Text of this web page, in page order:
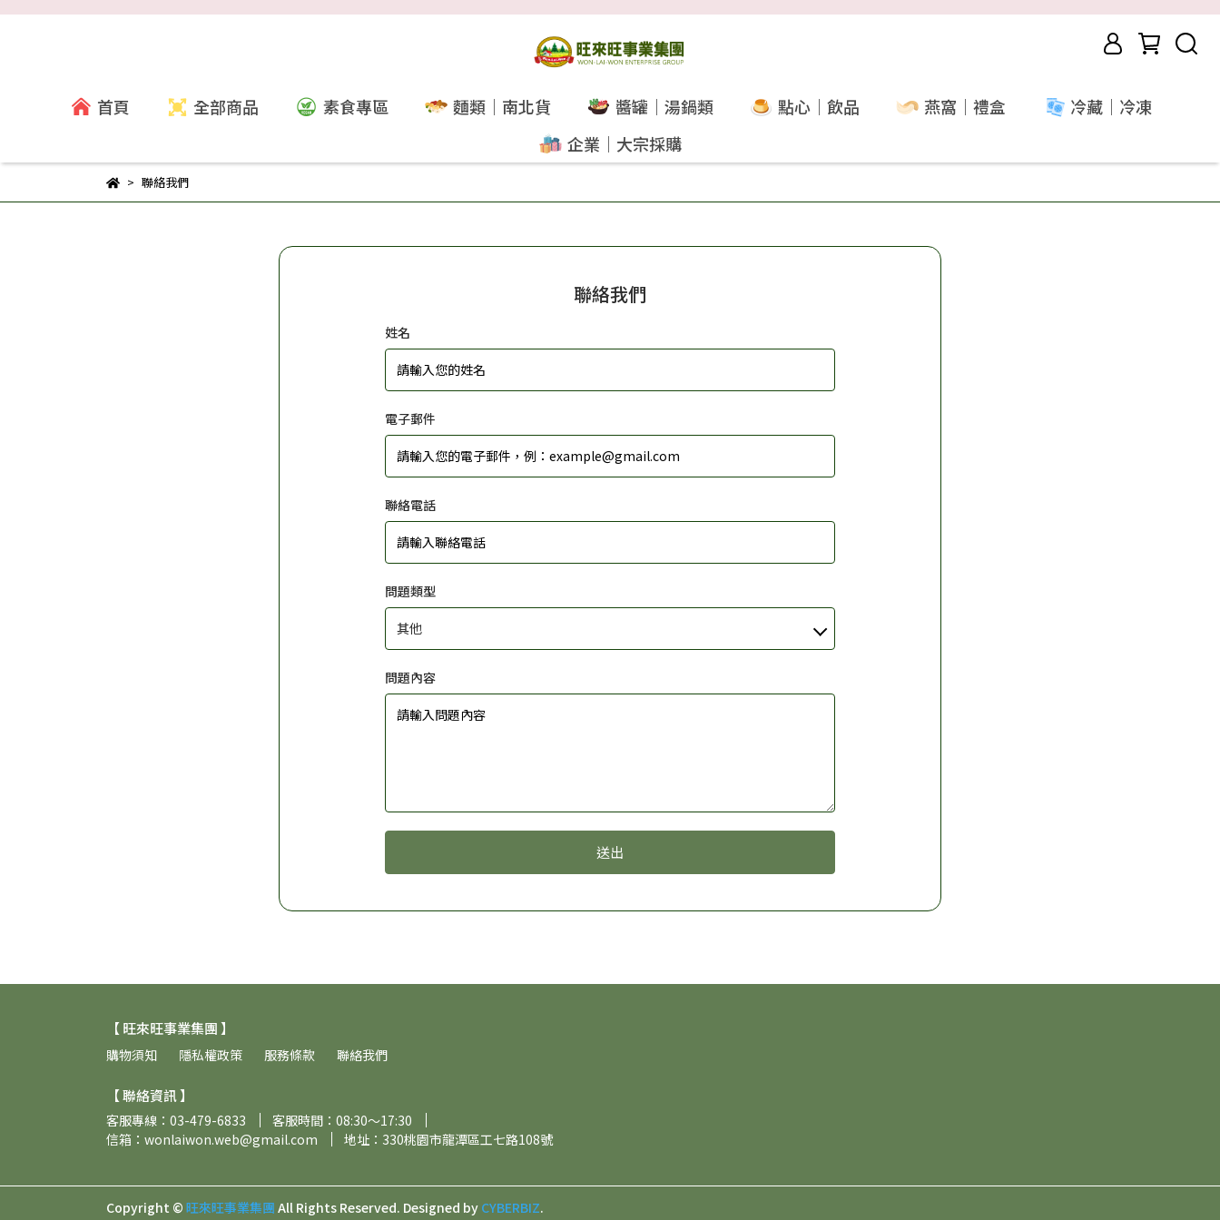
首頁 全部商品 素食專區 麵類｜南北貨 醬罐｜湯鍋類 點心｜飲品 燕窩｜禮盒
冷藏｜冷凍
企業｜大宗採購
聯絡我們
聯絡我們
姓名
電子郵件
聯絡電話
問題類型
問題內容
送出
【 旺來旺事業集團 】
購物須知 隱私權政策 服務條款 聯絡我們
【 聯絡資訊 】
客服專線：03-479-6833
客服時間：08:30～17:30
信箱：wonlaiwon.web@gmail.com
地址：330桃園市龍潭區工七路108號
Copyright © 旺來旺事業集團 All Rights Reserved. Designed by CYBERBIZ.